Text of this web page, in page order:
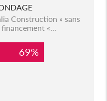
Construction » sans
«...
69%